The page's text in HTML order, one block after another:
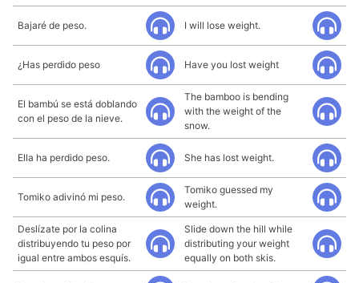
Bajaré de peso. I will lose weight.
¿Has perdido peso Have you lost weight
El bambú se está doblando
con el peso de la nieve.
The bamboo is bending
with the weight of the
snow.
Ella ha perdido peso. She has lost weight.
Tomiko adivinó mi peso.
Tomiko guessed my
weight.
Deslízate por la colina
distribuyendo tu peso por
igual entre ambos esquís.
Slide down the hill while
distributing your weight
equally on both skis.